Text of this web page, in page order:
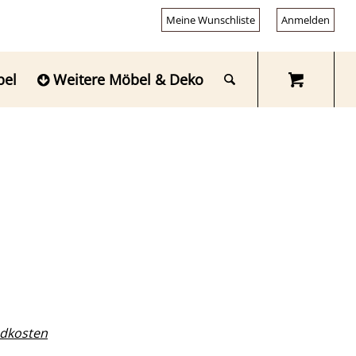
Meine Wunschliste Anmelden
Weitere Möbel & Deko